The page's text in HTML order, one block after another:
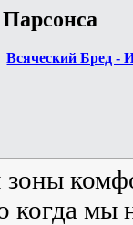
Всяческий Бред -
зоны
мы